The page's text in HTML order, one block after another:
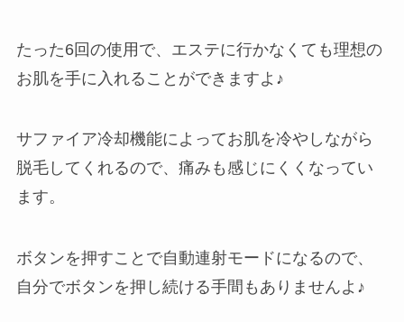
たった6回の使用で、エステに行かなくても理想の
お肌を手に入れることができますよ♪
サファイア冷却機能によってお肌を冷やしながら
脱毛してくれるので、痛みも感じにくくなってい
ます。
ボタンを押すことで自動連射モードになるので、
自分でボタンを押し続ける手間もありませんよ♪